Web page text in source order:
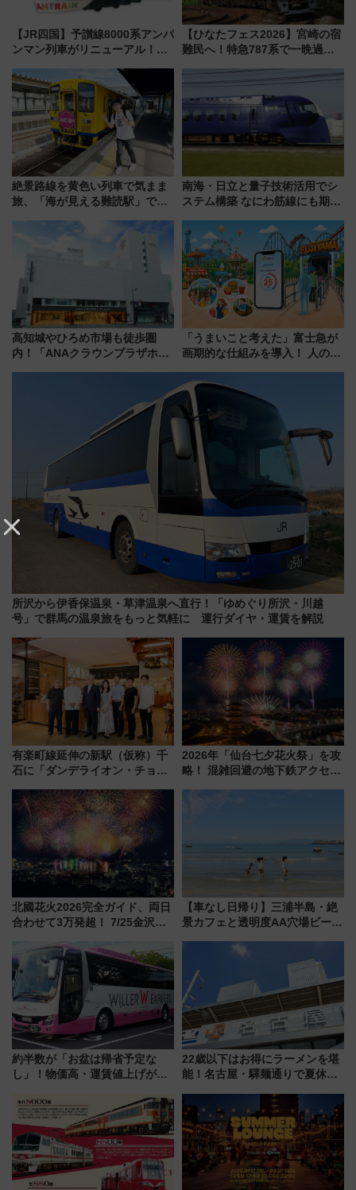
【JR四国】予讃線8000系アンパ
ンマン列車がリニューアル！内
今年12月
【ひなたフェス2026】宮崎の宿
難民へ！特急787系で一晩過ご
ローおひさま」が救世主に？
絶景路線を黄色い列車で気まま
旅、「海が見える難読駅」で幸
「新・鉄道ひとり旅」279回目
の舞台は「島原鉄道」
南海・日立と量子技術活用でシ
ステム構築 なにわ筋線にも期待
高知城やひろめ市場も徒歩圏
内！「ANAクラウンプラザホテ
「うまいこと考えた」富士急が
画期的な仕組みを導入！ 人のか
ん」始動
所沢から伊香保温泉・草津温泉へ直行！「ゆめぐり所沢・川越
号」で群馬の温泉旅をもっと気軽に 運行ダイヤ・運賃を解説
有楽町線延伸の新駅（仮称）千
石に「ダンデライオン・チョコ
1億円出資で挑む新時代のまちづ
くりとは？
2026年「仙台七夕花火祭」を攻
略！ 混雑回避の地下鉄アクセス
火前に楽しむ仙台観光ルートま
北國花火2026完全ガイド、両日
合わせて3万発超！ 7/25金沢大
会の日程・アクセス・観覧席ま
とめ（石川県）
【車なし日帰り】三浦半島・絶
景カフェと透明度AA穴場ビーチ
用してストレスフリー旅へ行こ
う！
約半数が「お盆は帰省予定な
し」！物価高・運賃値上げが財
りたいけど……【WILLER お盆
帰省動向調査】
22歳以下はお得にラーメンを堪
能！名古屋・驛麺通りで夏休み
よりスタート